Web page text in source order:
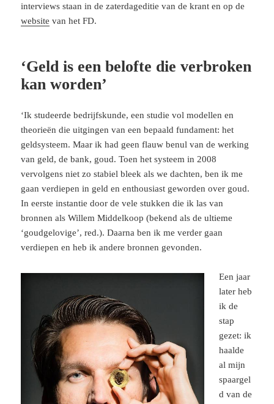
interviews staan in de zaterdageditie van de krant en op de
website van het FD.
‘Geld is een belofte die verbroken
kan worden’
‘Ik studeerde bedrijfskunde, een studie vol modellen en
theorieën die uitgingen van een bepaald fundament: het
geldsysteem. Maar ik had geen flauw benul van de werking
van geld, de bank, goud. Toen het systeem in 2008
vervolgens niet zo stabiel bleek als we dachten, ben ik me
gaan verdiepen in geld en enthousiast geworden over goud.
In eerste instantie door de vele stukken die ik las van
bronnen als Willem Middelkoop (bekend als de ultieme
‘goudgelovige’, red.). Daarna ben ik me verder gaan
verdiepen en heb ik andere bronnen gevonden.
Een jaar
later heb
ik de
stap
gezet: ik
haalde
al mijn
spaargel
d van de